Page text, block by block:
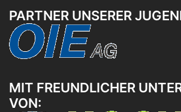
PARTNER UNSERER
MIT FREUNDLICHER
VON: